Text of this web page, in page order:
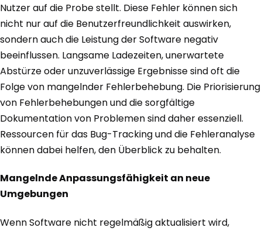
Nutzer auf die Probe stellt. Diese Fehler können sich
nicht nur auf die Benutzerfreundlichkeit auswirken,
sondern auch die Leistung der Software negativ
beeinflussen. Langsame Ladezeiten, unerwartete
Abstürze oder unzuverlässige Ergebnisse sind oft die
Folge von mangelnder Fehlerbehebung. Die Priorisierung
von Fehlerbehebungen und die sorgfältige
Dokumentation von Problemen sind daher essenziell.
Ressourcen für das Bug-Tracking und die Fehleranalyse
können dabei helfen, den Überblick zu behalten.
Mangelnde Anpassungsfähigkeit an neue
Umgebungen
Wenn Software nicht regelmäßig aktualisiert wird,